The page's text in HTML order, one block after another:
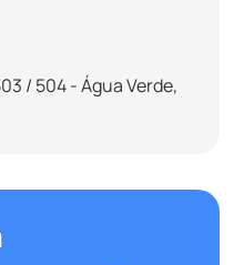
/ 504 - Água Verde,